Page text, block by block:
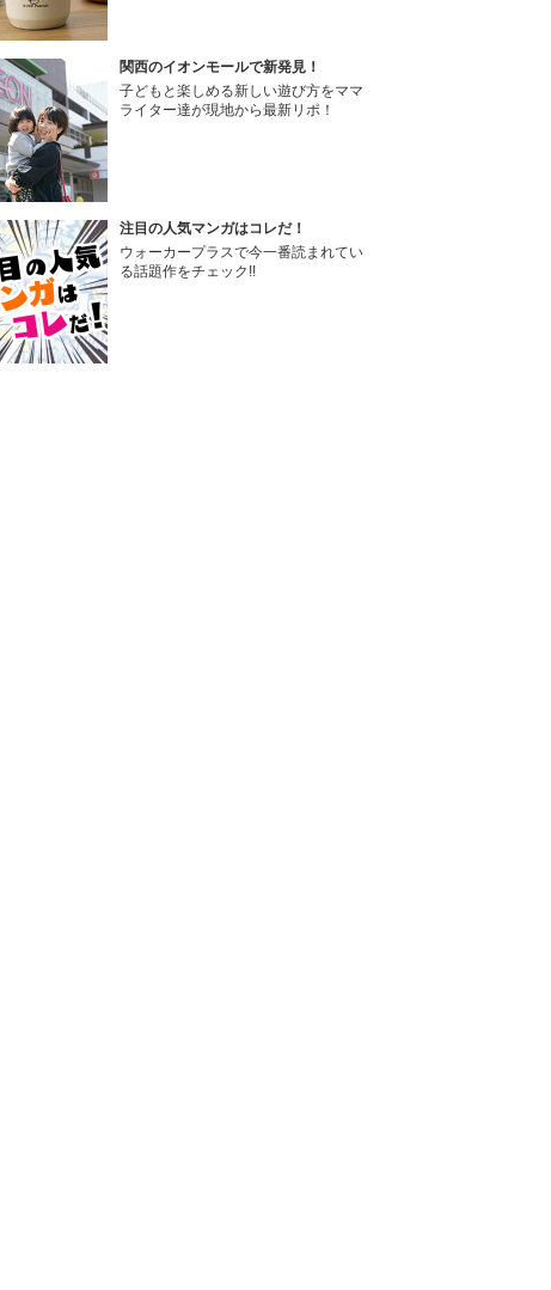
関西のイオンモールで新発見！
子どもと楽しめる新しい遊び方をママ
ライター達が現地から最新リポ！
注目の人気マンガはコレだ！
ウォーカープラスで今一番読まれてい
る話題作をチェック!!